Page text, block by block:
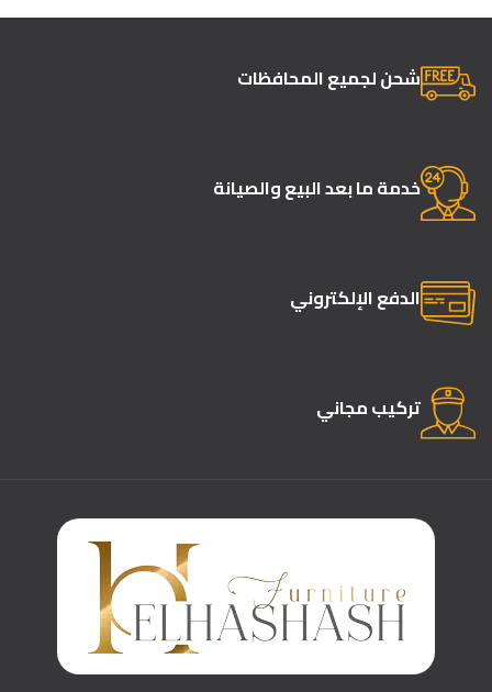
شحن لجميع المحافظات
خدمة ما بعد البيع والصيانة
الدفع الإلكتروني
تركيب مجاني